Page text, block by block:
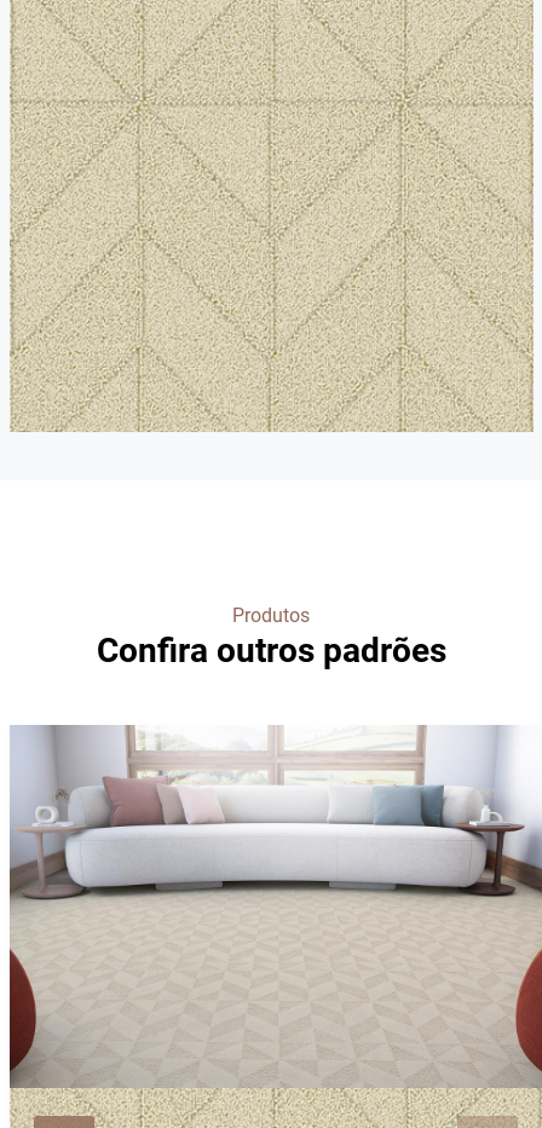
Produtos
Confira outros padrões